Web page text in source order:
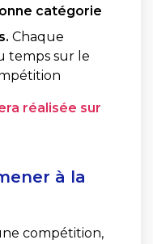
catégorie
Chaque
temps sur le
réalisée sur
à la
compétition,